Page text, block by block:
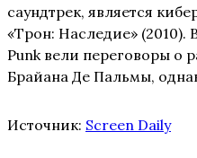
саундтрек, является
«Трон: Наследие» (2010).
Punk вели переговоры о
Брайана Де Пальмы,
Источник: Screen Daily